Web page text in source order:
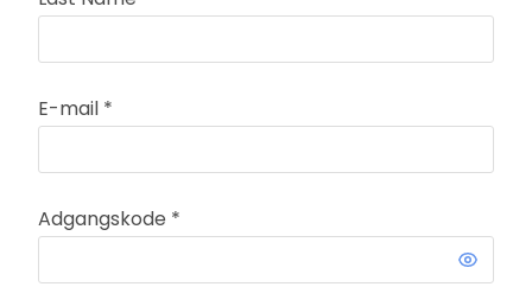
E-mail *
Adgangskode *